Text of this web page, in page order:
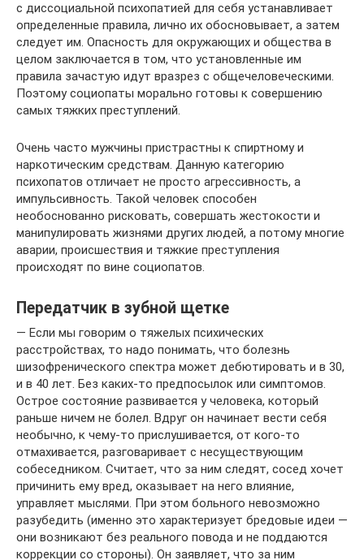
с диссоциальной психопатией для себя устанавливает
определенные правила, лично их обосновывает, а затем
следует им. Опасность для окружающих и общества в
целом заключается в том, что установленные им
правила зачастую идут вразрез с общечеловеческими.
Поэтому социопаты морально готовы к совершению
самых тяжких преступлений.
Очень часто мужчины пристрастны к спиртному и
наркотическим средствам. Данную категорию
психопатов отличает не просто агрессивность, а
импульсивность. Такой человек способен
необоснованно рисковать, совершать жестокости и
манипулировать жизнями других людей, а потому многие
аварии, происшествия и тяжкие преступления
происходят по вине социопатов.
Передатчик в зубной щетке
— Если мы говорим о тяжелых психических
расстройствах, то надо понимать, что болезнь
шизофренического спектра может дебютировать и в 30,
и в 40 лет. Без каких-то предпосылок или симптомов.
Острое состояние развивается у человека, который
раньше ничем не болел. Вдруг он начинает вести себя
необычно, к чему-то прислушивается, от кого-то
отмахивается, разговаривает с несуществующим
собеседником. Считает, что за ним следят, сосед хочет
причинить ему вред, оказывает на него влияние,
управляет мыслями. При этом больного невозможно
разубедить (именно это характеризует бредовые идеи —
они возникают без реального повода и не поддаются
коррекции со стороны). Он заявляет, что за ним